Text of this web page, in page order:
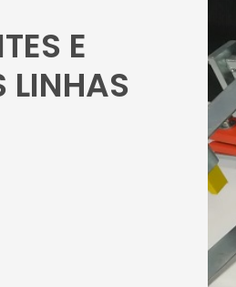
E
LINHAS